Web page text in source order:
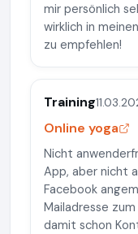
mir persönlich
wirklich in
zu empfehlen!
Training
Online yoga
Nicht
App, aber nicht
Facebook
Mailadresse
damit schon